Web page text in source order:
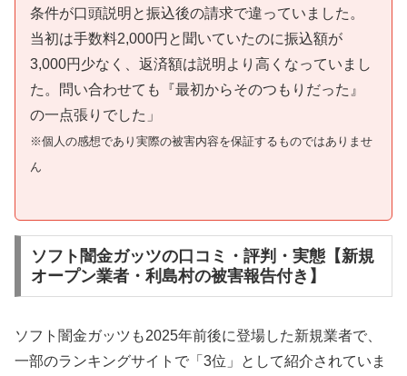
条件が口頭説明と振込後の請求で違っていました。
当初は手数料2,000円と聞いていたのに振込額が
3,000円少なく、返済額は説明より高くなっていまし
た。問い合わせても『最初からそのつもりだった』
の一点張りでした」
※個人の感想であり実際の被害内容を保証するものではありませ
ん
ソフト闇金ガッツの口コミ・評判・実態【新規
オープン業者・利島村の被害報告付き】
ソフト闇金ガッツも2025年前後に登場した新規業者で、
一部のランキングサイトで「3位」として紹介されていま